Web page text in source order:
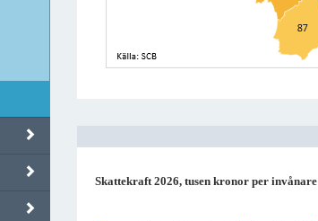
Skattekraft 2026, tusen kronor per invånare